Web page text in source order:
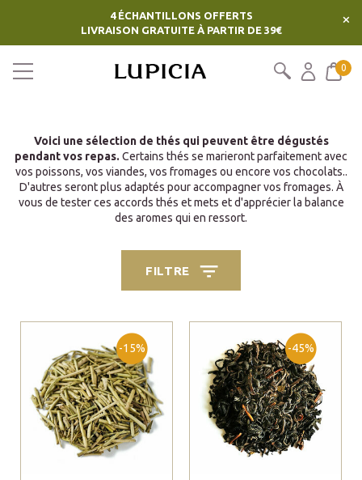
4 ÉCHANTILLONS OFFERTS
LIVRAISON GRATUITE À PARTIR DE 39€
×
0
Voici une sélection de thés qui peuvent être dégustés
pendant vos repas. Certains thés se marieront parfaitement avec
vos poissons, vos viandes, vos fromages ou encore vos chocolats..
D'autres seront plus adaptés pour accompagner vos fromages. À
vous de tester ces accords thés et mets et d'apprécier la balance
des aromes qui en ressort.
FILTRE
-15% -45%